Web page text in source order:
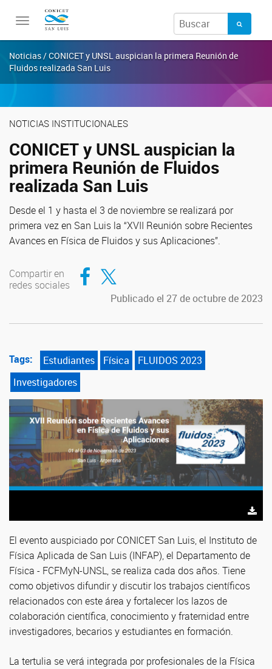
Toggle
Noticias / CONICET y UNSL auspician la primera Reunión de
Fluidos realizada San Luis
NOTICIAS INSTITUCIONALES
CONICET y UNSL auspician la
primera Reunión de Fluidos
realizada San Luis
Desde el 1 y hasta el 3 de noviembre se realizará por
primera vez en San Luis la “XVII Reunión sobre Recientes
Avances en Física de Fluidos y sus Aplicaciones”.
Compartir en
redes sociales
Compartir en Facebook
Compartir en Twitter
Publicado el 27 de octubre de 2023
Tags: Estudiantes Física
FLUIDOS 2023
Investigadores
El evento auspiciado por CONICET San Luis, el Instituto de
Física Aplicada de San Luis (INFAP), el Departamento de
Física - FCFMyN-UNSL, se realiza cada dos años. Tiene
como objetivos difundir y discutir los trabajos científicos
relacionados con este área y fortalecer los lazos de
colaboración científica, conocimiento y fraternidad entre
investigadores, becarios y estudiantes en formación.
La tertulia se verá integrada por profesionales de la Física